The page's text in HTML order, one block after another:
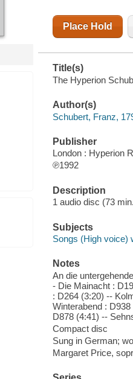
Place Hold
Title(s)
The Hyperion
Author(s)
Schubert, Franz,
Publisher
London : Hyperion
℗1992
Description
1 audio disc (73
Subjects
Songs (High voice)
Notes
An die
- Die Mainacht :
: D264 (3:20) --
Winterabend :
D878 (4:41) --
Compact disc
Sung in German;
Margaret Price,